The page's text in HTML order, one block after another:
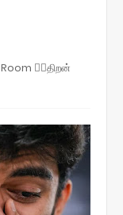
💁‍♂️திறன்